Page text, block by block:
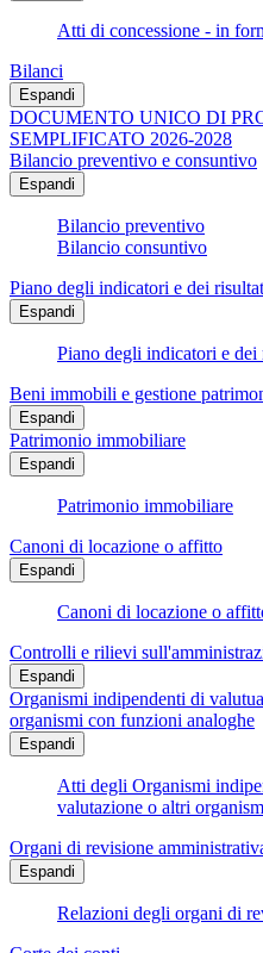
Atti di concessione - in
Bilanci
Espandi
DOCUMENTO UNICO DI
SEMPLIFICATO 2026-2028
Bilancio preventivo e consuntivo
Espandi
Bilancio preventivo
Bilancio consuntivo
Piano degli indicatori e dei
Espandi
Piano degli indicatori e
Beni immobili e gestione
Espandi
Patrimonio immobiliare
Espandi
Patrimonio immobiliare
Canoni di locazione o affitto
Espandi
Canoni di locazione o
Controlli e rilievi
Espandi
Organismi indipendenti di
organismi con funzioni analoghe
Espandi
Atti degli Organismi
valutazione o altri
Organi di revisione
Espandi
Relazioni degli organi di